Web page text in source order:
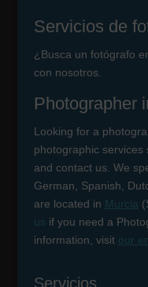
Servicios de
¿Busca un fotógrafo
con nosotros.
Photographer
Looking for a
photographic services
and contact us. We
German, Spanish,
are located in Murcia
us if you need a
information, visit our
Servicios